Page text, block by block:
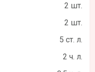
2 шт.
2 шт.
5 ст. л.
2 ч. л.